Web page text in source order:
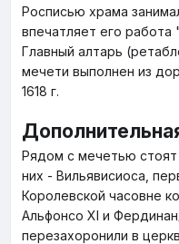
Росписью храма
впечатляет его работа
Главный алтарь
мечети выполнен из
1618 г.
Рядом с мечетью стоят
них - Вильявисиоса,
Королевской часовне
Альфонсо XI и
перезахоронили в